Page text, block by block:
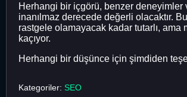
Herhangi bir içgörü, benzer deneyimler
inanılmaz derecede değerli olacaktır.
rastgele olamayacak kadar tutarlı, ama
kaçıyor.
Herhangi bir düşünce için şimdiden
Kategoriler: SEO